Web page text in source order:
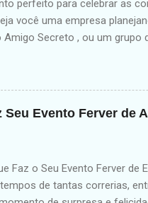
perfeito para celebrar as
você uma empresa
Secreto , ou um grupo
o final do ano e
com uma experiência
confraternização de
Seu Evento Ferver de
Faz o Seu Evento Ferver de
de tantas correrias,